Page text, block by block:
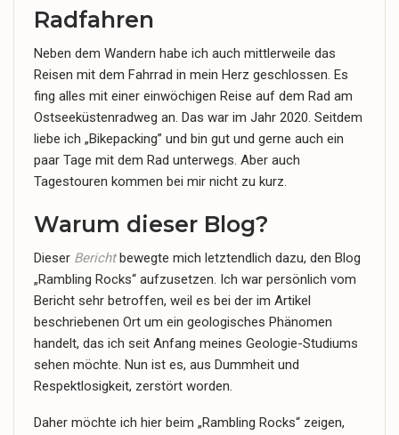
Radfahren
Neben dem Wandern habe ich auch mittlerweile das
Reisen mit dem Fahrrad in mein Herz geschlossen. Es
fing alles mit einer einwöchigen Reise auf dem Rad am
Ostseeküstenradweg an. Das war im Jahr 2020. Seitdem
liebe ich „Bikepacking” und bin gut und gerne auch ein
paar Tage mit dem Rad unterwegs. Aber auch
Tagestouren kommen bei mir nicht zu kurz.
Warum dieser Blog?
Dieser Berichtbewegte mich letztendlich dazu, den Blog
„Rambling Rocks“ aufzusetzen. Ich war persönlich vom
Bericht sehr betroffen, weil es bei der im Artikel
beschriebenen Ort um ein geologisches Phänomen
handelt, das ich seit Anfang meines Geologie-Studiums
sehen möchte. Nun ist es, aus Dummheit und
Respektlosigkeit, zerstört worden.
Daher möchte ich hier beim „Rambling Rocks“ zeigen,